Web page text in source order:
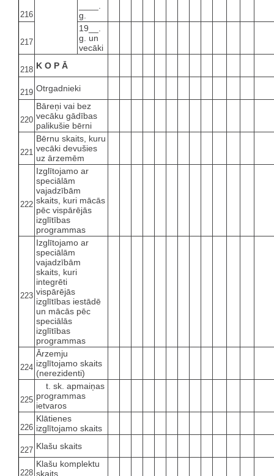
216
____.
g.
217
19__.
g. un
vecāki
218 K O P Ā
219 Otrgadnieki
220
Bāreņi vai bez
vecāku gādības
palikušie bērni
221
Bērnu skaits, kuru
vecāki devušies
uz ārzemēm
222
Izglītojamo ar
speciālām
vajadzībām
skaits, kuri mācās
pēc vispārējās
izglītības
programmas
223
Izglītojamo ar
speciālām
vajadzībām
skaits, kuri
integrēti
vispārējās
izglītības iestādē
un mācās pēc
speciālās
izglītības
programmas
224
Ārzemju
izglītojamo skaits
(nerezidenti)
225
t. sk. apmaiņas
programmas
ietvaros
226
Klātienes
izglītojamo skaits
227 Klašu skaits
228
Klašu komplektu
skaits